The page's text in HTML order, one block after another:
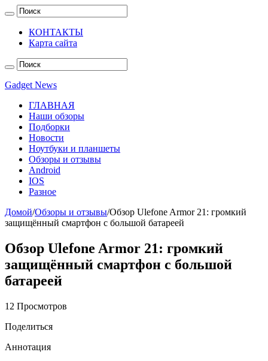
КОНТАКТЫ
Карта сайта
Gadget News
ГЛАВНАЯ
Наши обзоры
Подборки
Новости
Ноутбуки и планшеты
Обзоры и отзывы
Android
IOS
Разное
Домой/Обзоры и отзывы/Обзор Ulefone Armor 21: громкий
защищённый смартфон с большой батареей
Обзор Ulefone Armor 21: громкий
защищённый смартфон с большой
батареей
12 Просмотров
Поделиться
Аннотация